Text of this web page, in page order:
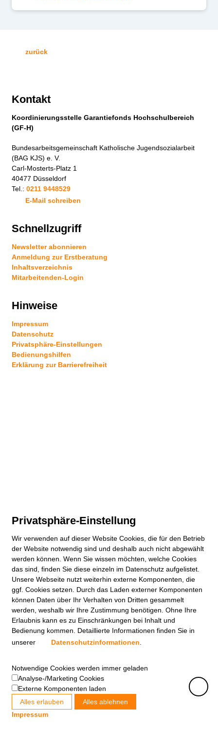
zurück
Kontakt
Koordinierungsstelle Garantiefonds Hochschulbereich
(GF-H)
Bundesarbeitsgemeinschaft Katholische Jugendsozialarbeit
(BAG KJS) e. V.
Carl-Mosterts-Platz 1
40477 Düsseldorf
Tel.: 0211 9448529
E-Mail schreiben
Schnellzugriff
Newsletter abonnieren
Anmeldung zur Erstberatung
Inhaltsverzeichnis
Mitarbeitenden-Login
Hinweise
Impressum
Datenschutz
Privatsphäre-Einstellungen
Bedienungshilfen
Erklärung zur Barrierefreiheit
Privatsphäre-Einstellung
Wir verwenden auf dieser Website Cookies, die für den Betrieb
der Website notwendig sind und deshalb auch nicht abgewählt
werden können. Wenn Sie wissen möchten, welche Cookies
das sind, finden Sie diese einzeln im Datenschutz aufgelistet.
Unsere Webseite nutzt weiterhin externe Komponenten, die
ggf. Cookies setzen. Durch das Laden externer Komponenten
können Daten über Ihr Verhalten von Dritten gesammelt
werden, weshalb wir Ihre Zustimmung benötigen. Ohne Ihre
Erlaubnis kann es zu Einschränkungen bei Inhalt und
Bedienung kommen. Detaillierte Informationen finden Sie in
unserer
Datenschutzinformationen.
Notwendige Cookies werden immer geladen
Analyse-/Marketing Cookies
Externe Komponenten laden
Alles erlauben
Alles ablehnen
Impressum